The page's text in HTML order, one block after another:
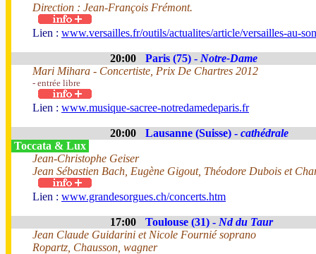
Direction : Jean-François Frémont.
Lien : www.versailles.fr/outils/actualites/article/versailles-au-
20:00 Paris (75) - Notre-Dame
Mari Mihara - Concertiste, Prix De Chartres 2012
- entrée libre
Lien : www.musique-sacree-notredamedeparis.fr
20:00 Lausanne (Suisse) - cathédrale
Toccata & Lux
Jean-Christophe Geiser
Jean Sébastien Bach, Eugène Gigout, Théodore Dubois et
Lien : www.grandesorgues.ch/concerts.htm
17:00 Toulouse (31) - Nd du Taur
Jean Claude Guidarini et Nicole Fournié soprano
Ropartz, Chausson, wagner